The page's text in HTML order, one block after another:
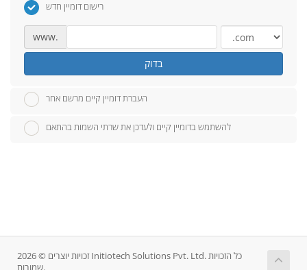
רישום דומיין חדש
www.
בדוק
העברת דומיין קיים מרשם אחר
להשתמש בדומיין קיים ולעדכן את שרתי השמות בהתאם
זכויות יוצרים © 2026 Initiotech Solutions Pvt. Ltd. כל הזכויות
שמורות.